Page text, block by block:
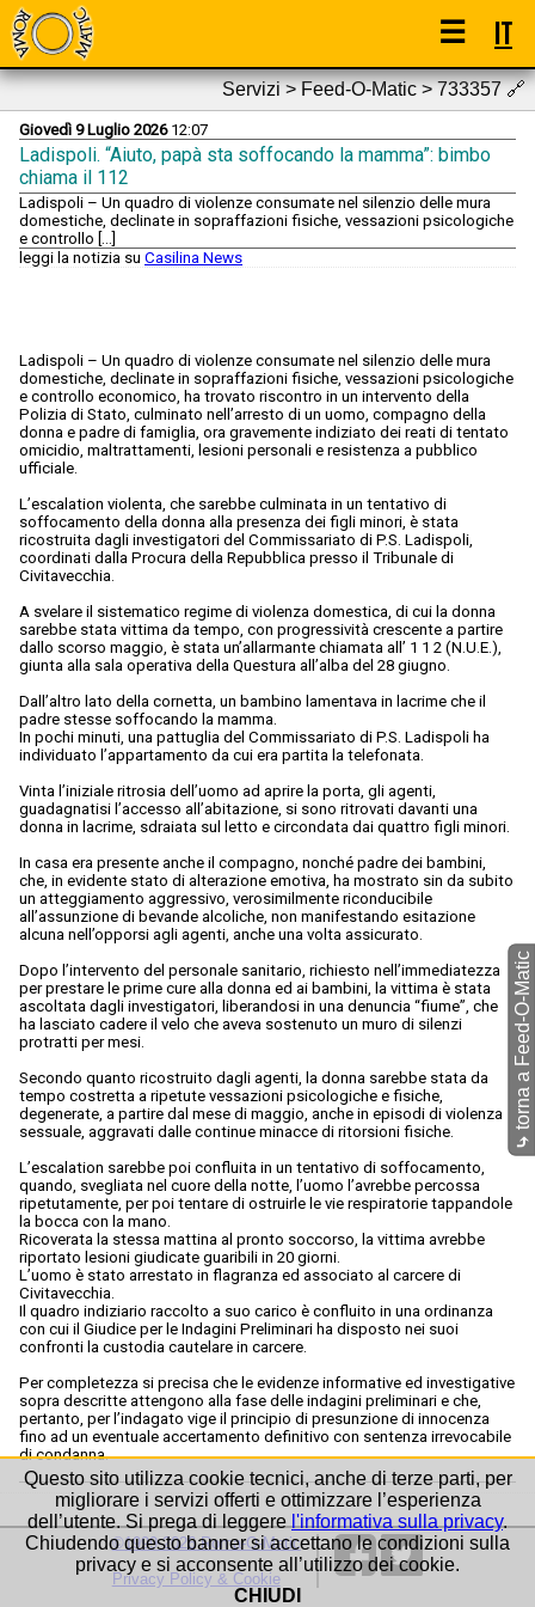
☰ IT
Servizi > Feed-O-Matic > 733357🔗
Giovedì 9 Luglio 202612:07
Ladispoli. “Aiuto, papà sta soffocando la mamma”: bimbo
chiama il 112
Ladispoli – Un quadro di violenze consumate nel silenzio delle mura
domestiche, declinate in sopraffazioni fisiche, vessazioni psicologiche
e controllo […]
leggi la notizia su Casilina News
Ladispoli – Un quadro di violenze consumate nel silenzio delle mura
domestiche, declinate in sopraffazioni fisiche, vessazioni psicologiche
e controllo economico, ha trovato riscontro in un intervento della
Polizia di Stato, culminato nell’arresto di un uomo, compagno della
donna e padre di famiglia, ora gravemente indiziato dei reati di tentato
omicidio, maltrattamenti, lesioni personali e resistenza a pubblico
ufficiale.
L’escalation violenta, che sarebbe culminata in un tentativo di
soffocamento della donna alla presenza dei figli minori, è stata
ricostruita dagli investigatori del Commissariato di P.S. Ladispoli,
coordinati dalla Procura della Repubblica presso il Tribunale di
Civitavecchia.
A svelare il sistematico regime di violenza domestica, di cui la donna
sarebbe stata vittima da tempo, con progressività crescente a partire
dallo scorso maggio, è stata un’allarmante chiamata all’ 1 1 2 (N.U.E.),
giunta alla sala operativa della Questura all’alba del 28 giugno.
Dall’altro lato della cornetta, un bambino lamentava in lacrime che il
padre stesse soffocando la mamma.
In pochi minuti, una pattuglia del Commissariato di P.S. Ladispoli ha
individuato l’appartamento da cui era partita la telefonata.
Vinta l’iniziale ritrosia dell’uomo ad aprire la porta, gli agenti,
guadagnatisi l’accesso all’abitazione, si sono ritrovati davanti una
donna in lacrime, sdraiata sul letto e circondata dai quattro figli minori.
In casa era presente anche il compagno, nonché padre dei bambini,
che, in evidente stato di alterazione emotiva, ha mostrato sin da subito
un atteggiamento aggressivo, verosimilmente riconducibile
all’assunzione di bevande alcoliche, non manifestando esitazione
alcuna nell’opporsi agli agenti, anche una volta assicurato.
Dopo l’intervento del personale sanitario, richiesto nell’immediatezza
per prestare le prime cure alla donna ed ai bambini, la vittima è stata
ascoltata dagli investigatori, liberandosi in una denuncia “fiume”, che
ha lasciato cadere il velo che aveva sostenuto un muro di silenzi
protratti per mesi.
Secondo quanto ricostruito dagli agenti, la donna sarebbe stata da
tempo costretta a ripetute vessazioni psicologiche e fisiche,
degenerate, a partire dal mese di maggio, anche in episodi di violenza
sessuale, aggravati dalle continue minacce di ritorsioni fisiche.
L’escalation sarebbe poi confluita in un tentativo di soffocamento,
quando, svegliata nel cuore della notte, l’uomo l’avrebbe percossa
ripetutamente, per poi tentare di ostruirle le vie respiratorie tappandole
la bocca con la mano.
Ricoverata la stessa mattina al pronto soccorso, la vittima avrebbe
riportato lesioni giudicate guaribili in 20 giorni.
L’uomo è stato arrestato in flagranza ed associato al carcere di
Civitavecchia.
Il quadro indiziario raccolto a suo carico è confluito in una ordinanza
con cui il Giudice per le Indagini Preliminari ha disposto nei suoi
confronti la custodia cautelare in carcere.
Per completezza si precisa che le evidenze informative ed investigative
sopra descritte attengono alla fase delle indagini preliminari e che,
pertanto, per l’indagato vige il principio di presunzione di innocenza
fino ad un eventuale accertamento definitivo con sentenza irrevocabile
di condanna.
⤷
torna a Feed-O-Matic
©1999-2026 Roma-O-Matic
Privacy Policy & Cookie
Questo sito utilizza cookie tecnici, anche di terze parti, per
migliorare i servizi offerti e ottimizzare l’esperienza
dell’utente. Si prega di leggerel'informativa sulla privacy.
Chiudendo questo banner si accettano le condizioni sulla
privacy e si acconsente all’utilizzo dei cookie.
CHIUDI